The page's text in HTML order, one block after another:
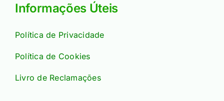
Informações Úteis
Política de Privacidade
Política de Cookies
Livro de Reclamações